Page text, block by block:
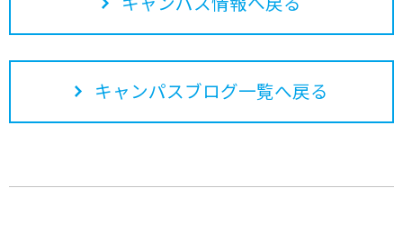
キャンパスブログ一覧へ戻る